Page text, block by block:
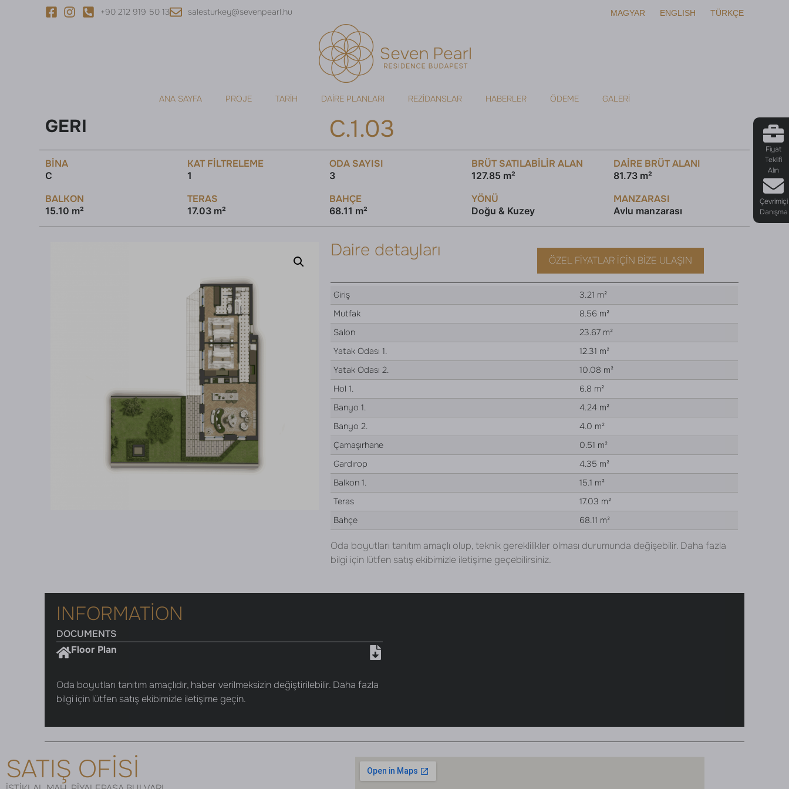
+90 212 919 50 13 salesturkey@sevenpearl.hu MAGYAR ENGLISH TÜRKÇE
ANA SAYFA PROJE TARIH DAIRE PLANLARI REZIDANSLAR HABERLER ÖDEME GALERI
Fiyat
Teklifi
Alın
Çevrimiçi
Danışma
GERI C.1.03
BINA
C
KAT FILTRELEME
1
ODA SAYISI
3
BRÜT SATILABILIR ALAN
127.85 m²
DAİRE BRÜT ALANI
81.73 m²
BALKON
15.10 m²
TERAS
17.03 m²
BAHÇE
68.11 m²
YÖNÜ
Doğu & Kuzey
MANZARASI
Avlu manzarası
Daire detayları ÖZEL FIYATLAR İÇIN BIZE ULAŞIN
Giriş
3.21 m²
Mutfak
8.56 m²
Salon
23.67 m²
Yatak Odası 1.
12.31 m²
Yatak Odası 2.
10.08 m²
Hol 1.
6.8 m²
Banyo 1.
4.24 m²
Banyo 2.
4.0 m²
Çamaşırhane
0.51 m²
Gardırop
4.35 m²
Balkon 1.
15.1 m²
Teras
17.03 m²
Bahçe
68.11 m²
Oda boyutları tanıtım amaçlı olup, teknik gereklilikler olması durumunda değişebilir. Daha fazla
bilgi için lütfen satış ekibimizle iletişime geçebilirsiniz.
INFORMATION
DOCUMENTS
Floor Plan
Oda boyutları tanıtım amaçlıdır, haber verilmeksizin değiştirilebilir. Daha fazla
bilgi için lütfen satış ekibimizle iletişime geçin.
SATIŞ OFİSİ